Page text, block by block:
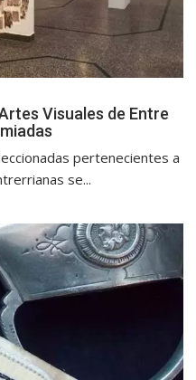
Visuales de Entre
pertenecientes a
se...